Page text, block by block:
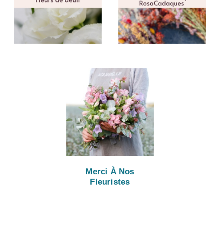
Merci À Nos
Fleuristes